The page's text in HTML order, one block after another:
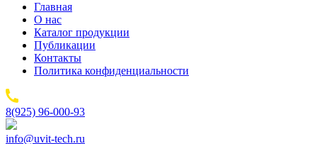
Главная
О нас
Каталог продукции
Публикации
Контакты
Политика конфиденциальности
8(925) 96-000-93
info@uvit-tech.ru